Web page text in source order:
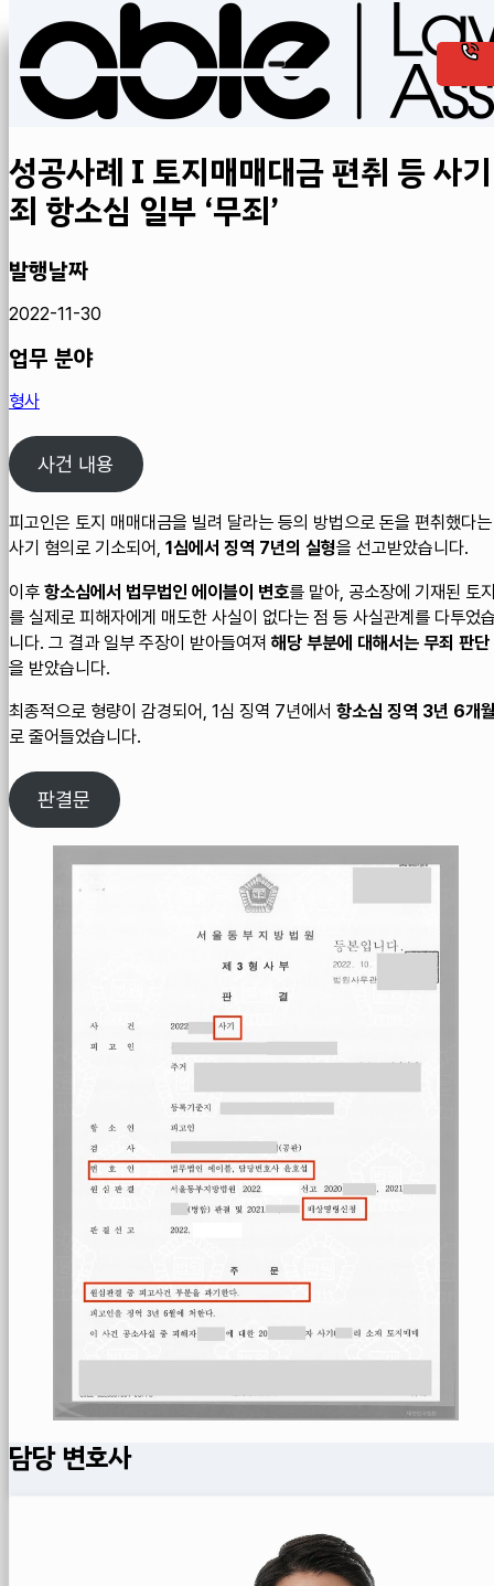
성공사례 I 토지매매대금 편취 등 사기
죄 항소심 일부 ‘무죄’
발행날짜
2022-11-30
업무 분야
형사
사건 내용
피고인은 토지 매매대금을 빌려 달라는 등의 방법으로 돈을 편취했다는
사기 혐의로 기소되어, 1심에서 징역 7년의 실형을 선고받았습니다.
이후 항소심에서 법무법인 에이블이 변호를 맡아, 공소장에 기재된 토
를 실제로 피해자에게 매도한 사실이 없다는 점 등 사실관계를 다투었
니다. 그 결과 일부 주장이 받아들여져 해당 부분에 대해서는 무죄 판단
을 받았습니다.
최종적으로 형량이 감경되어, 1심 징역 7년에서 항소심 징역 3년 6개
로 줄어들었습니다.
판결문
담당 변호사